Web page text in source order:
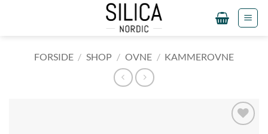
FORSIDE / SHOP / OVNE / KAMMEROVNE